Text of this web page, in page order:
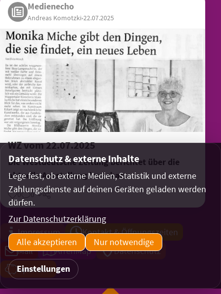
Medienecho
Andreas Komotzki•22.07.2025
WZ vom 22.07.2025
Die Westdeutsche Zeitung berichtet über die
aktuelle Ausstellung im Eckart
0 0
Impressum
Kontakt & Öffnungszeiten
Mail
ArrenMap
Datenschutz
Spenden
Datenschutz & externe Inhalte
Lege fest, ob externe Medien, Statistik und externe
Zahlungsdienste auf deinen Geräten geladen werden
dürfen.
Zur Datenschutzerklärung
Alle akzeptieren Nur notwendige
Einstellungen